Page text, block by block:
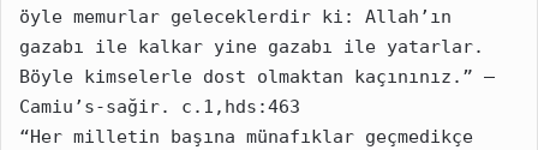
öyle memurlar geleceklerdir ki: Allah’ın
gazabı ile kalkar yine gazabı ile yatarlar.
Böyle kimselerle dost olmaktan kaçınınız.” –
Camiu’s-sağir. c.1,hds:463
“Her milletin başına münafıklar geçmedikçe